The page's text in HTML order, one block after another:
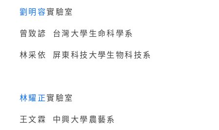
劉明容實驗室
曾致諺 台灣大學生命科學系
林采依 屏東科技大學生物科技系
林耀正實驗室
王文霖 中興大學農藝系